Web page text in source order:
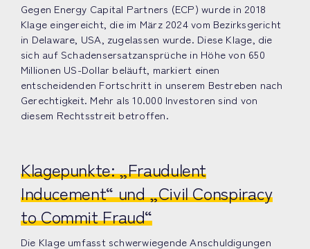
Gegen Energy Capital Partners (ECP) wurde in 2018
Klage eingereicht, die im März 2024 vom Bezirksgericht
in Delaware, USA, zugelassen wurde. Diese Klage, die
sich auf Schadensersatzansprüche in Höhe von 650
Millionen US-Dollar beläuft, markiert einen
entscheidenden Fortschritt in unserem Bestreben nach
Gerechtigkeit. Mehr als 10.000 Investoren sind von
diesem Rechtsstreit betroffen.
Klagepunkte: „Fraudulent
Inducement“ und „Civil Conspiracy
to Commit Fraud“
Die Klage umfasst schwerwiegende Anschuldigungen